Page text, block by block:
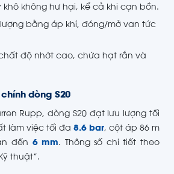
khô không hư hại, kể cả khi cạn bồn.
bằng áp khí, đóng/mở van tức
độ nhớt cao, chứa hạt rắn và
dòng S20
Rupp, dòng S20 đạt lưu lượng tối
làm việc tối đa 8.6 bar, cột áp 86 m
đến 6 mm. Thông số chi tiết theo
thuật”.